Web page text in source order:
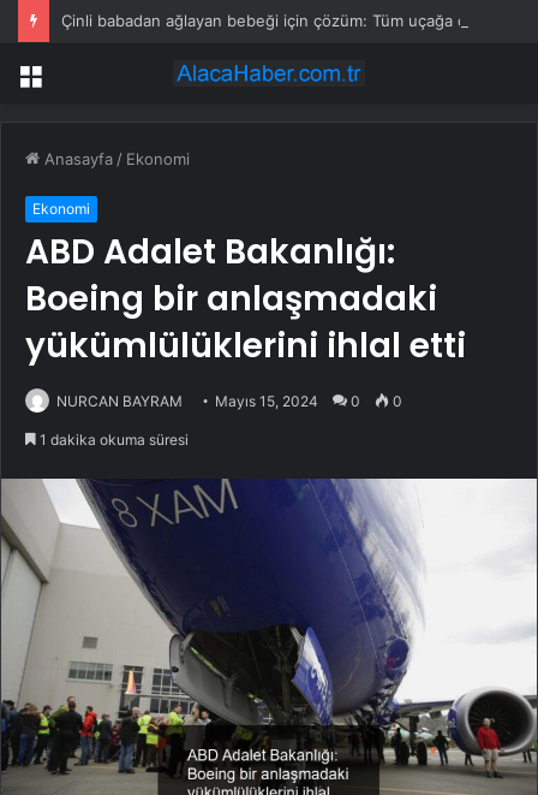
Menü
Anasayfa / Ekonomi
Ekonomi
ABD Adalet Bakanlığı:
Boeing bir anlaşmadaki
yükümlülüklerini ihlal etti
NURCAN BAYRAM Mayıs 15, 2024 0 0
1 dakika okuma süresi